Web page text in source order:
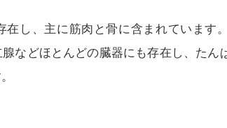
在し、主に筋肉と骨に含まれています
などほとんどの臓器にも存在し、たん